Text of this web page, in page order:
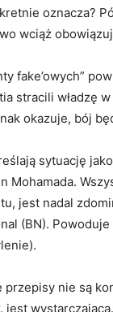
oznacza?
wciąż
fake’owych”
stracili władzę
okazuje, bój
sytuację
Mohamada.
jest nadal
(BN).
przepisy nie są
jest wystarczająca.